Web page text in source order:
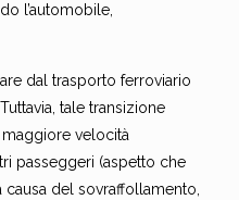
l’automobile,
dal trasporto ferroviario
tale transizione
velocità
passeggeri (aspetto che
del sovraffollamento,